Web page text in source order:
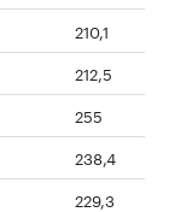
210,1
212,5
255
238,4
229,3